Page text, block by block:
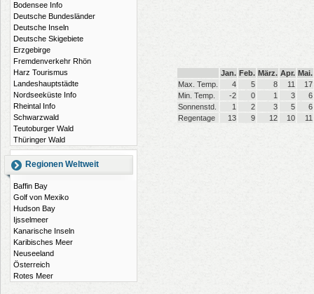
Bodensee Info
Deutsche Bundesländer
Deutsche Inseln
Deutsche Skigebiete
Erzgebirge
Fremdenverkehr Rhön
Harz Tourismus
Landeshauptstädte
Nordseeküste Info
Rheintal Info
Schwarzwald
Teutoburger Wald
Thüringer Wald
Regionen Weltweit
Baffin Bay
Golf von Mexiko
Hudson Bay
Ijsselmeer
Kanarische Inseln
Karibisches Meer
Neuseeland
Österreich
Rotes Meer
Jan. Feb. März. Apr. Mai.
Max. Temp.
4 5 8 11
17
Min. Temp.
-2 0 1 3
6
Sonnenstd.
1 2 3 5
6
Regentage
13 9 12 10 11